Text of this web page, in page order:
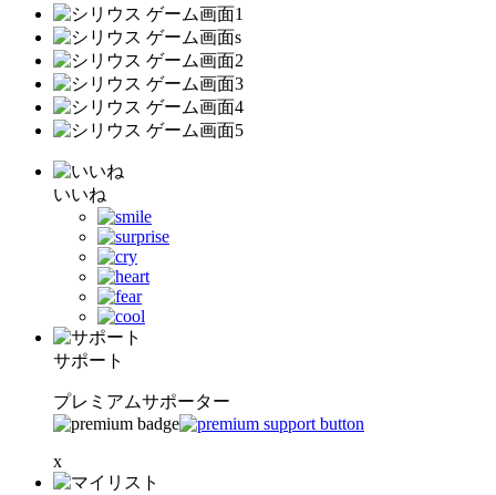
いいね
サポート
プレミアムサポーター
x